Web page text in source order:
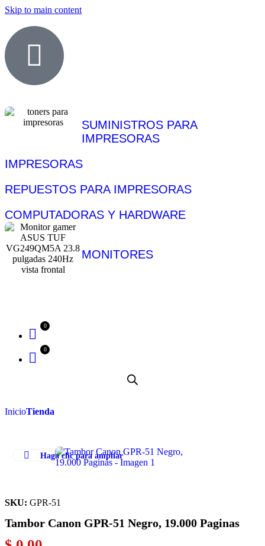
Skip to main content
SUMINISTROS PARA
IMPRESORAS
IMPRESORAS
REPUESTOS PARA IMPRESORAS
COMPUTADORAS Y HARDWARE
MONITORES
InicioTienda
Haga clic para ampliar
SKU: GPR-51
Tambor Canon GPR-51 Negro, 19.000 Paginas